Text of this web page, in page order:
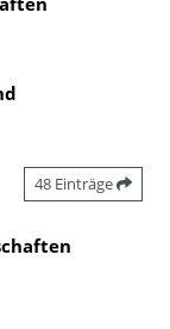
48 Einträge